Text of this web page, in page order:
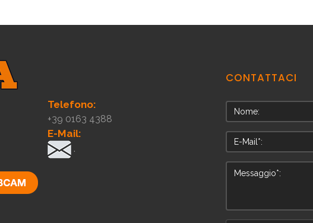
Telefono:
+39 0163 4388
E-Mail:
.
CONTATTACI